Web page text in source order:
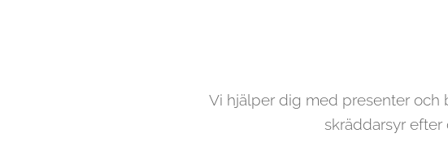
Vi hjälper dig med presenter och
skräddarsyr